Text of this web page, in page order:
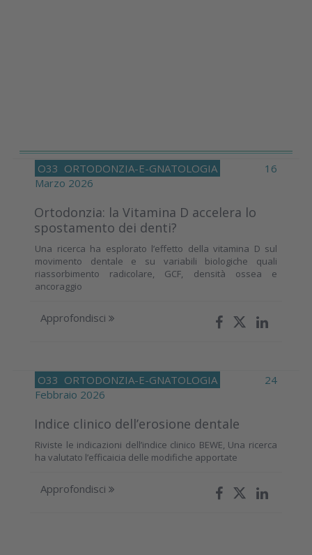
O33 ORTODONZIA-E-GNATOLOGIA
16
Marzo 2026
Ortodonzia: la Vitamina D accelera lo
spostamento dei denti?
Una ricerca ha esplorato l’effetto della vitamina D sul
movimento dentale e su variabili biologiche quali
riassorbimento radicolare, GCF, densità ossea e
ancoraggio
Approfondisci
O33 ORTODONZIA-E-GNATOLOGIA
24
Febbraio 2026
Indice clinico dell’erosione dentale
Riviste le indicazioni dell’indice clinico BEWE, Una ricerca
ha valutato l’efficaicia delle modifiche apportate
Approfondisci